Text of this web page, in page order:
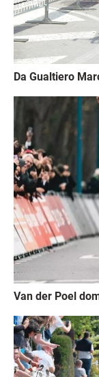
Da Gualtiero
Van der Poel
Immagine